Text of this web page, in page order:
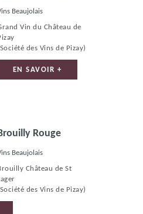
Beaujolais
Vin du Château de
des Vins de Pizay)
EN SAVOIR +
Rouge
Beaujolais
Château de St
des Vins de Pizay)